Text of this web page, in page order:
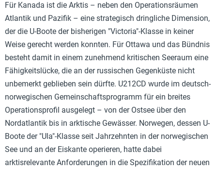
Für Kanada ist die Arktis – neben den Operationsräumen
Atlantik und Pazifik – eine strategisch dringliche Dimension,
der die U-Boote der bisherigen "Victoria"-Klasse in keiner
Weise gerecht werden konnten. Für Ottawa und das Bündnis
besteht damit in einem zunehmend kritischen Seeraum eine
Fähigkeitslücke, die an der russischen Gegenküste nicht
unbemerkt geblieben sein dürfte. U212CD wurde im deutsch-
norwegischen Gemeinschaftsprogramm für ein breites
Operationsprofil ausgelegt – von der Ostsee über den
Nordatlantik bis in arktische Gewässer. Norwegen, dessen U-
Boote der "Ula"-Klasse seit Jahrzehnten in der norwegischen
See und an der Eiskante operieren, hatte dabei
arktisrelevante Anforderungen in die Spezifikation der neuen